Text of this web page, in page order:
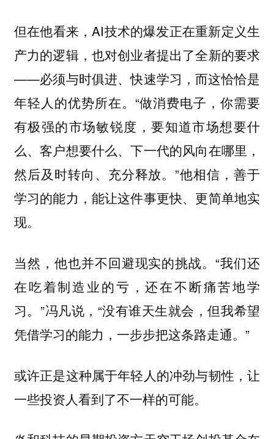
但在他看来，AI技术的爆发正在重新定义生
产力的逻辑，也对创业者提出了全新的要求
——必须与时俱进、快速学习，而这恰恰是
年轻人的优势所在。“做消费电子，你需要
有极强的市场敏锐度，要知道市场想要什
么、客户想要什么、下一代的风向在哪里，
然后及时转向、充分释放。”他相信，善于
学习的能力，能让这件事更快、更简单地实
现。
当然，他也并不回避现实的挑战。“我们还
在吃着制造业的亏，还在不断痛苦地学
习。”冯凡说，“没有谁天生就会，但我希望
凭借学习的能力，一步步把这条路走通。”
或许正是这种属于年轻人的冲劲与韧性，让
一些投资人看到了不一样的可能。